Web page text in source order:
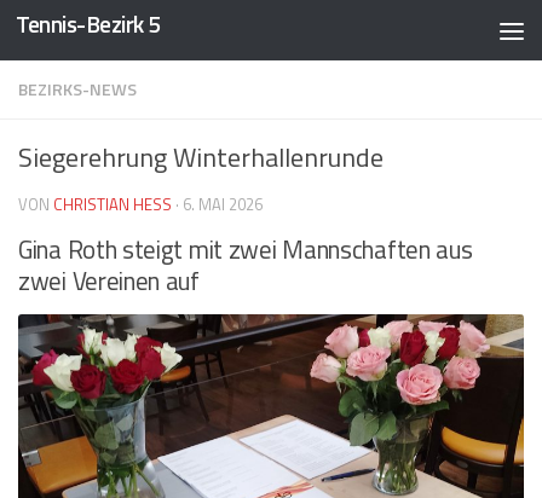
Zum Inhalt springen
Tennis-Bezirk 5
BEZIRKS-NEWS
Siegerehrung Winterhallenrunde
VON CHRISTIAN HESS · 6. MAI 2026
Gina Roth steigt mit zwei Mannschaften aus
zwei Vereinen auf